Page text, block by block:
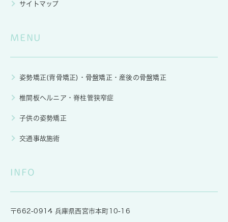
サイトマップ
MENU
姿勢矯正(背骨矯正)・骨盤矯正・産後の骨盤矯正
椎間板ヘルニア・脊柱管狭窄症
子供の姿勢矯正
交通事故施術
INFO
〒662-0914 兵庫県西宮市本町10-16